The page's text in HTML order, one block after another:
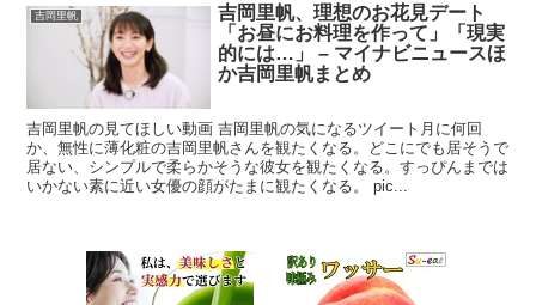
吉岡里帆
吉岡里帆、理想のお花見デート
「お昼にお料理を作って」「現実
的には…」 – マイナビニュースほ
か吉岡里帆まとめ
吉岡里帆の見てほしい動画 吉岡里帆の気になるツイート月に何回
か、無性に薄化粧の吉岡里帆さんを観たくなる。どこにでも居そうで
居ない、シンプルで柔らかそうな彼女を観たくなる。すっぴんまでは
いかない素に近い女優の顔がたまに観たくなる。 pic...